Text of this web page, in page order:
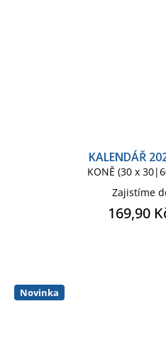
KALENDÁŘ
KONĚ (30 x
Zajistíme
169,90
Novinka